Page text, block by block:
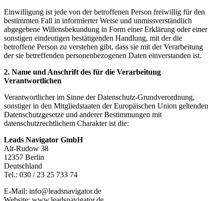
Einwilligung ist jede von der betroffenen Person freiwillig für den
bestimmten Fall in informierter Weise und unmissverständlich
abgegebene Willensbekundung in Form einer Erklärung oder einer
sonstigen eindeutigen bestätigenden Handlung, mit der die
betroffene Person zu verstehen gibt, dass sie mit der Verarbeitung
der sie betreffenden personenbezogenen Daten einverstanden ist.
2. Name und Anschrift des für die Verarbeitung
Verantwortlichen
Verantwortlicher im Sinne der Datenschutz-Grundverordnung,
sonstiger in den Mitgliedstaaten der Europäischen Union geltenden
Datenschutzgesetze und anderer Bestimmungen mit
datenschutzrechtlichem Charakter ist die:
Leads Navigator GmbH
Alt-Rudow 38
12357 Berlin
Deutschland
Tel.: 030 / 23 25 733 74
E-Mail: info@leadsnavigator.de